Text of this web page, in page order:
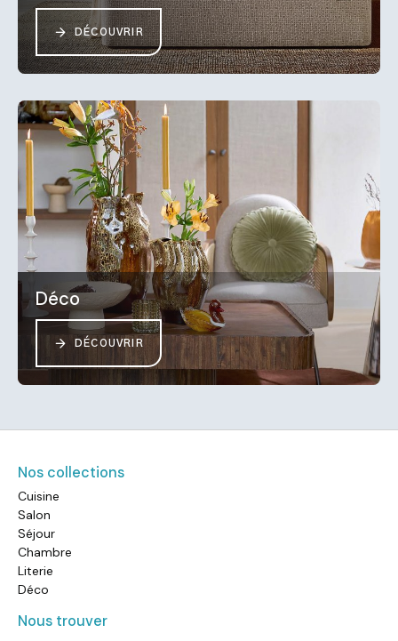
DÉCOUVRIR
Déco
DÉCOUVRIR
Nos collections
Cuisine
Salon
Séjour
Chambre
Literie
Déco
Nous trouver